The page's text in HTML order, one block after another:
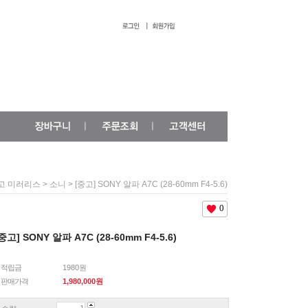
미러리스 > 소니 > [중고] SONY 알파 A7C (28-60mm F4-5.6)
0
고] SONY 알파 A7C (28-60mm F4-5.6)
적립금
1980원
판매가격
1,980,000원